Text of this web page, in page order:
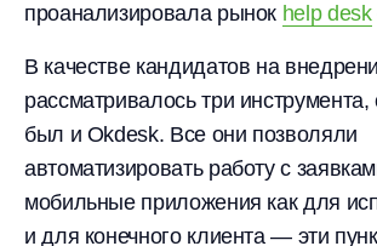
проанализировала рынок help desk
В качестве кандидатов на
рассматривалось три
был и Okdesk. Все они позволяли
автоматизировать работу с
мобильные приложения как для
и для конечного клиента — эти